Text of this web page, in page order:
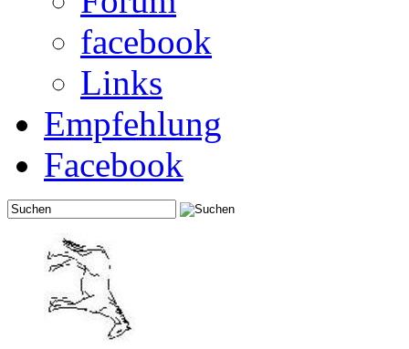
facebook
Links
Empfehlung
Facebook